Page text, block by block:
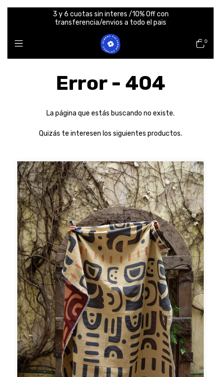
3 y 6 cuotas sin interes /10% Off con
transferencia/envios a todo el pais
0
Error - 404
La página que estás buscando no existe.
Quizás te interesen los siguientes productos.